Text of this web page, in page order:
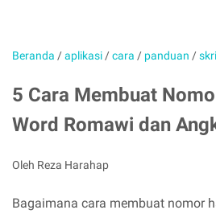
Beranda /aplikasi /cara / panduan /
5 Cara Membuat
Word Romawi dan
Oleh Reza Harahap
Bagaimana cara membuat nomor